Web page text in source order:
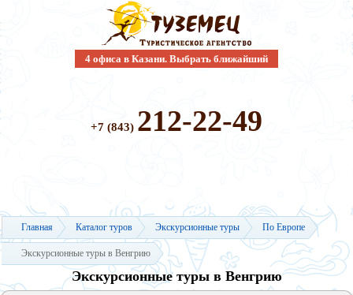
4 офиса в Казани. Выбрать ближайший
+7 (843) 212-22-49
Главная Каталог туров Экскурсионные туры По Европе
Экскурсионные туры в Венгрию
Экскурсионные туры в Венгрию